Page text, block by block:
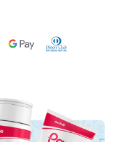
Google PayDiners Club